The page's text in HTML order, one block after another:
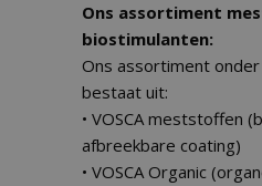
Ons assortiment
biostimulanten:
Ons assortiment onder
bestaat uit:
• VOSCA meststoffen
afbreekbare coating)
• VOSCA Organic